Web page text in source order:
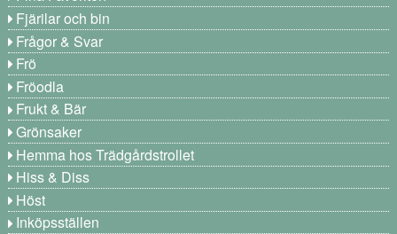
Fjärilar och bin
Frågor & Svar
Frö
Fröodla
Frukt & Bär
Grönsaker
Hemma hos Trädgårdstrollet
Hiss & Diss
Höst
Inköpsställen